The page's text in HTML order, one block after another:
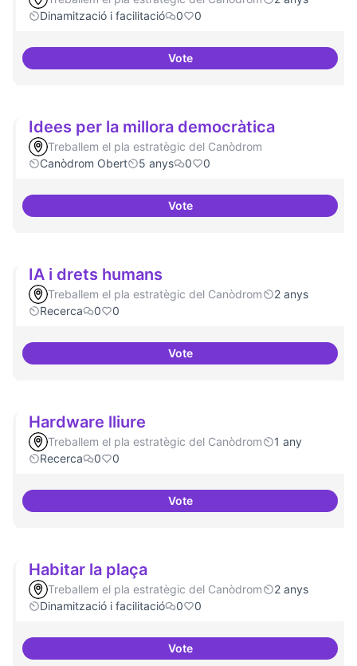
Dinamització i facilitació
0 0
VoteILP Drets Digitals
Idees per la millora democràtica
Treballem el pla estratègic del Canòdrom
Canòdrom Obert
5 anys 0 0
VoteIdees per la millora democràtica
IA i drets humans
Treballem el pla estratègic del Canòdrom
2 anys
Recerca
0 0
VoteIA i drets humans
Hardware lliure
Treballem el pla estratègic del Canòdrom
1 any
Recerca
0 0
VoteHardware lliure
Habitar la plaça
Treballem el pla estratègic del Canòdrom
2 anys
Dinamització i facilitació
0 0
VoteHabitar la plaça